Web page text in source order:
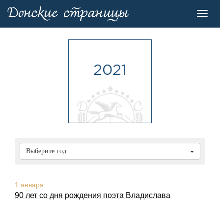
2021
Выберите год
1 января
90 лет со дня pождения поэта Владислава